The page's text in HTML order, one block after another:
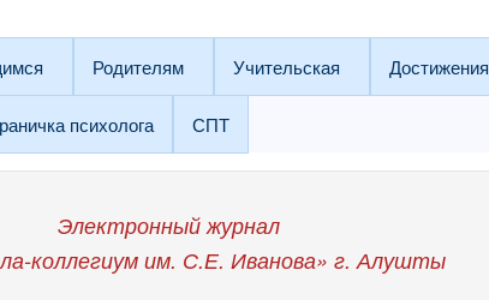
Родителям Учительская Достижения
психолога СПТ
Электронный журнал
коллегиум им. С.Е. Иванова» г. Алушты